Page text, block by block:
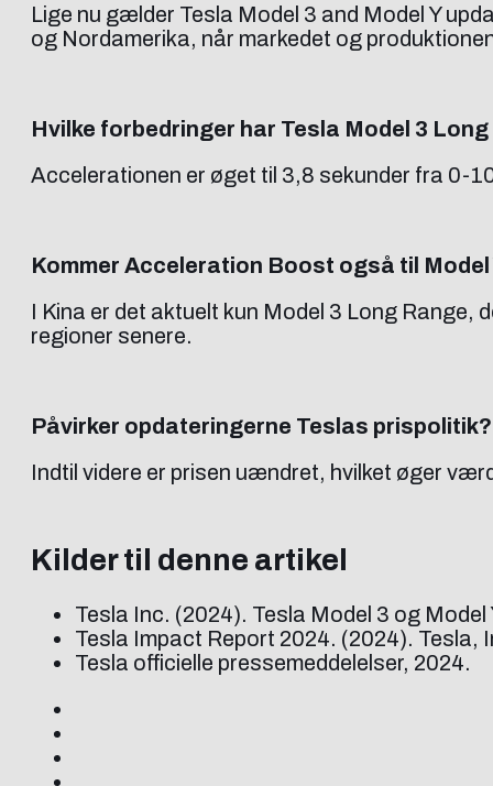
Lige nu gælder Tesla Model 3 and Model Y
og Nordamerika, når markedet og
Hvilke forbedringer har Tesla Model 3
Accelerationen er øget til 3,8 sekunder fra 0-
Kommer Acceleration Boost også til Model
I Kina er det aktuelt kun Model 3 Long
regioner senere.
Påvirker opdateringerne Teslas prispolitik?
Indtil videre er prisen uændret, hvilket øger
Kilder til denne artikel
Tesla Inc. (2024). Tesla Model 3 og
Tesla Impact Report 2024. (2024). Tesla,
Tesla officielle pressemeddelelser, 2024.